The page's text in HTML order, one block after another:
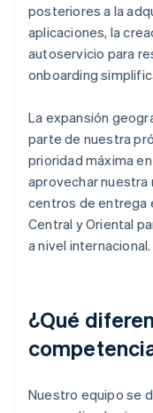
posteriores a la
aplicaciones, la
autoservicio para
onboarding
La expansión
parte de nuestra
prioridad máxima
aprovechar nuestra
centros de entrega
Central y Oriental
a nivel internacional.
¿Qué
Nuestro equipo se